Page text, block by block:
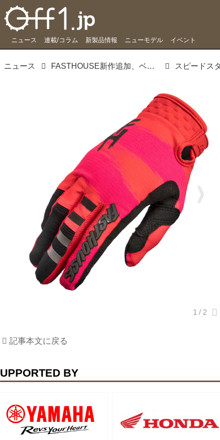
ニュース 連載/コラム 新製品情報 ニューモデル イベント
ニュース FASTHOUSE新作追加、ベアマンコラボモデルも スピードス
記事本文に戻る
BY